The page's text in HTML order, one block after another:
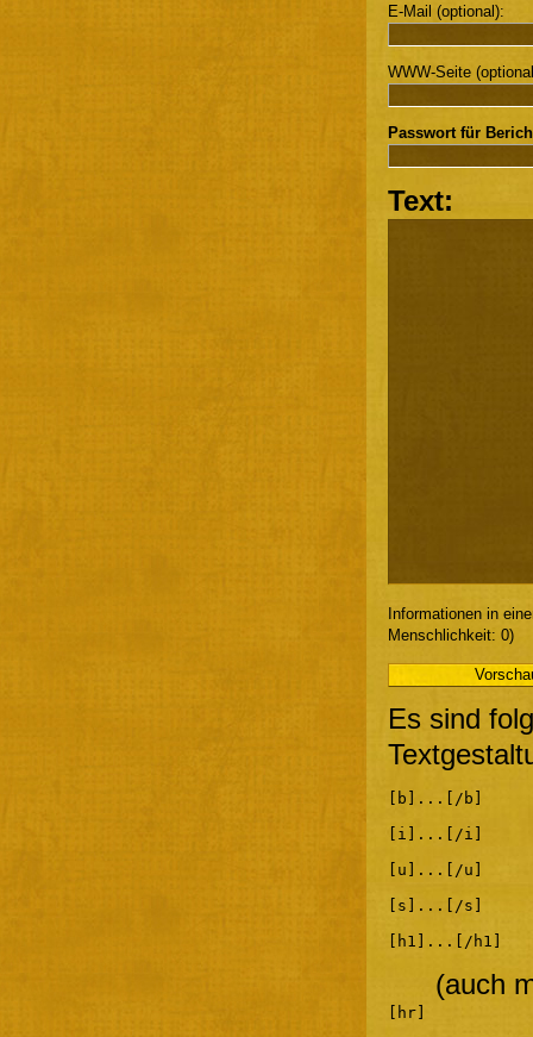
E-Mail (optional):
WWW-Seite
Passwort für
Text:
Informationen in
Menschlichkeit: 0)
Es sind
[b]...[/b]
[i]...[/i]
[u]...[/u]
[s]...[/s]
[h1]...[/h1]
(auch
[hr]